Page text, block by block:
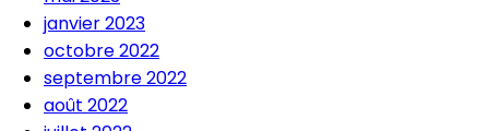
janvier 2023
octobre 2022
septembre 2022
août 2022